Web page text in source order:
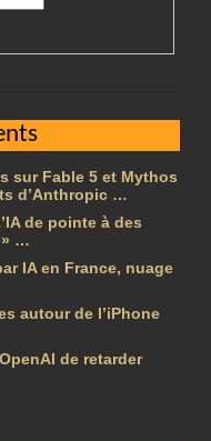
sur Fable 5 et Mythos
d’Anthropic …
de pointe à des
» …
IA en France, nuage
autour de l’iPhone
de retarder